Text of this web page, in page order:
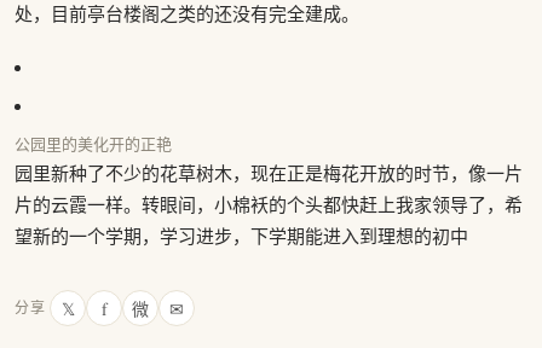
处，目前亭台楼阁之类的还没有完全建成。
公园里的美化开的正艳
园里新种了不少的花草树木，现在正是梅花开放的时节，像一片
片的云霞一样。转眼间，小棉袄的个头都快赶上我家领导了，希
望新的一个学期，学习进步，下学期能进入到理想的初中
分享 𝕏 f 微 ✉